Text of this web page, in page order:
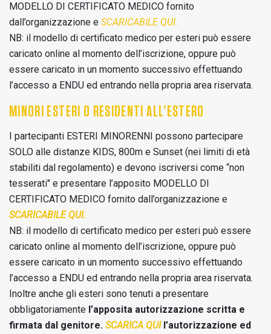
MODELLO DI CERTIFICATO MEDICO fornito
dall’organizzazione e SCARICABILE QUI.
NB: il modello di certificato medico per esteri può essere
caricato online al momento dell’iscrizione, oppure può
essere caricato in un momento successivo effettuando
l’accesso a ENDU ed entrando nella propria area riservata.
MINORI ESTERI O RESIDENTI ALL’ESTERO
I partecipanti ESTERI MINORENNI possono partecipare
SOLO alle distanze KIDS, 800m e Sunset (nei limiti di età
stabiliti dal regolamento) e devono iscriversi come “non
tesserati" e presentare l’apposito MODELLO DI
CERTIFICATO MEDICO fornito dall’organizzazione e
SCARICABILE QUI.
NB: il modello di certificato medico per esteri può essere
caricato online al momento dell’iscrizione, oppure può
essere caricato in un momento successivo effettuando
l’accesso a ENDU ed entrando nella propria area riservata.
Inoltre anche gli esteri sono tenuti a presentare
obbligatoriamente l’apposita autorizzazione scritta e
firmata dal genitore. SCARICA QUIl’autorizzazione ed